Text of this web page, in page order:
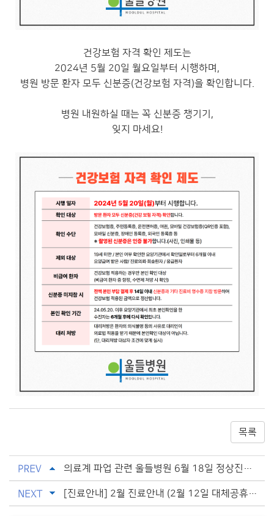
건강보험 자격 확인 제도는
2024년 5월 20일 월요일부터 시행하며,
병원 방문 환자 모두 신분증(건강보험 자격)을 확인합니다.
병원 내원하실 때는 꼭 신분증 챙기기,
잊지 마세요!
목록
의료계 파업 관련 울들병원 6월 18일 정상진료안내...
[진료안내] 2월 진료안내 (2월 12일 대체공휴일 정상진료)...